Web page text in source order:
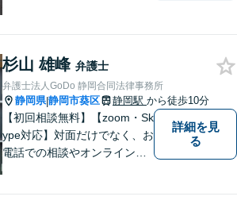
の損害賠償請求事件、相続・
離婚、破産・個人再生等は、
私が力を注ぎ、得意としてい
る分野です。
杉山 雄峰 弁護士
弁護士法人GoDo 静岡合同法律事務所
静岡県|静岡市葵区 静岡駅 から徒歩10分
【初回相談無料】【zoom・Sk
ype対応】対面だけでなく、お
電話での相談やオンライン相
詳細を見
る